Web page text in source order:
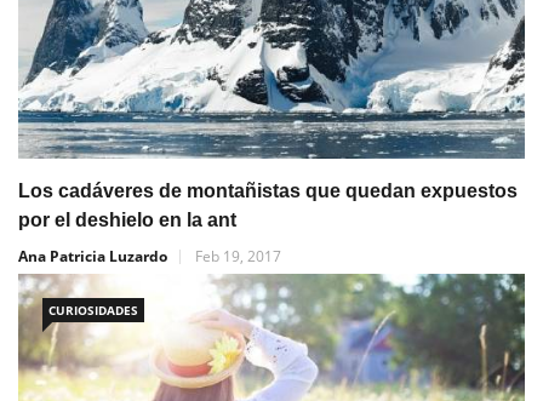
Los cadáveres de montañistas que quedan expuestos
por el deshielo en la ant
Ana Patricia Luzardo
Feb 19, 2017
CURIOSIDADES